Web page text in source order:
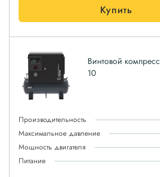
Купить
Винтовой
10
Производительность
Максимальное давление
Мощность двигателя
Питание